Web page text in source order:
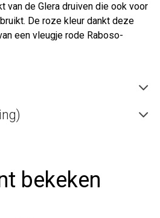
van de Glera druiven die ook voor
De roze kleur dankt deze
een vleugje rode Raboso-
bekeken